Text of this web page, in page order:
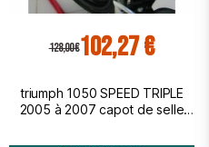
128,00 €102,27 €
triumph 1050 SPEED TRIPLE
2005 à 2007 capot de selle